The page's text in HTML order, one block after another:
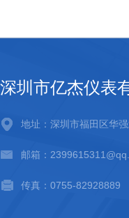
深圳市亿杰仪表
地址：深圳市福田区华
邮箱：
传真：0755-82928889